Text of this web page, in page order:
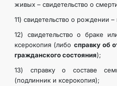
живых – свидетельство о
11) свидетельство о рождении –
12) свидетельство о браке
ксерокопия (либо справку об
гражданского состояния);
13) справку о составе
(подлинник и ксерокопия);